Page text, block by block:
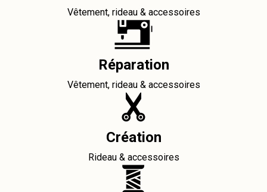
Vêtement, rideau & accessoires
Réparation
Vêtement, rideau & accessoires
Création
Rideau & accessoires